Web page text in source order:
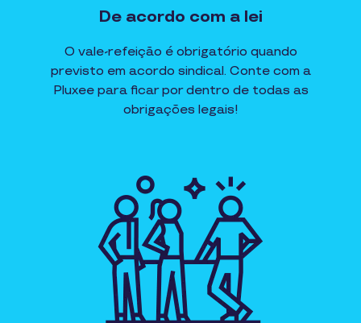
De acordo com a lei
O vale-refeição é obrigatório quando
previsto em acordo sindical. Conte com a
Pluxee para ficar por dentro de todas as
obrigações legais!